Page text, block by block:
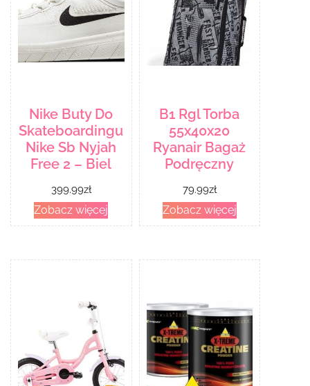
Nike Buty Do
Skateboardingu
Nike Sb Nyjah
Free 2 – Biel
399.99zł
Zobacz więcej
B1 Rgl Torba
55x40x20
Ryanair Bagaż
Podręczny
79.99zł
Zobacz więcej